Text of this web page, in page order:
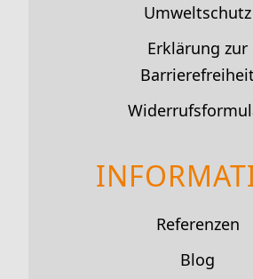
Umweltschutz
Erklärung zur
Barrierefreiheit
Referenzen
Blog